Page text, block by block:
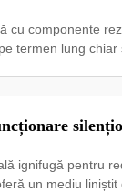
cu componente
termen lung chiar
ignifugă pentru
un mediu liniștit